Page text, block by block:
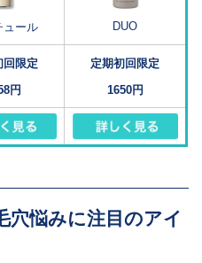
ュール DUO
回限定
円
定期初回限定
1650円
穴悩みに注目のアイ